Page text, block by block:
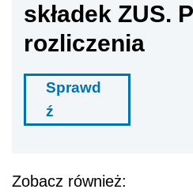
składek ZUS.
rozliczenia
Sprawd
ź
Zobacz również: